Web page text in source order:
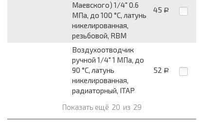
Маевского) 1/4" 0.6
МПа, до 100 °C, латунь
никелированная,
резьбовой, RBM
45 Р
Воздухоотводчик
ручной 1/4" 1 МПа, до
90 °C, латунь
никелированная,
радиаторный, ITAP
52 Р
Показать ещё 20 из 29